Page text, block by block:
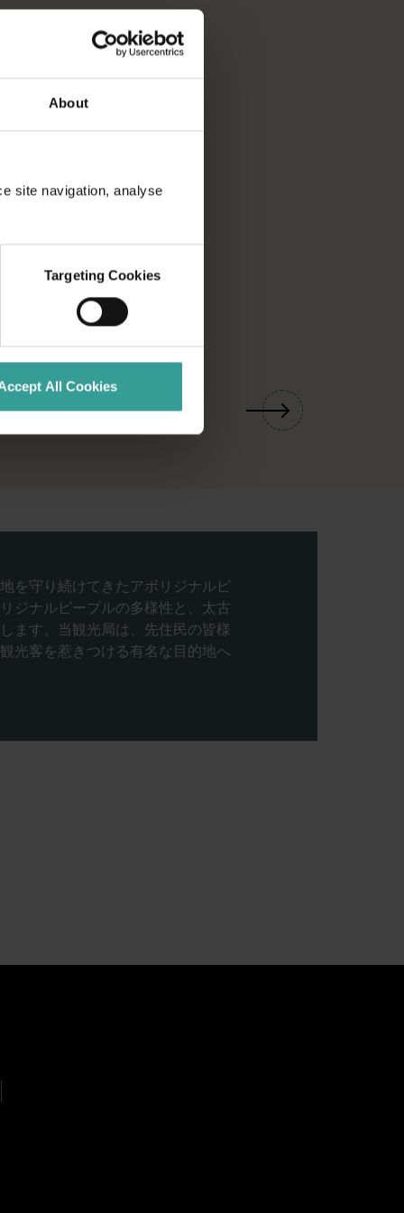
About
site navigation, analyse
Targeting Cookies
All Cookies
01/03
を守り続けてきたアボリジナルピ
ジナルピープルの多様性と、太古
ます。当観光局は、先住民の皆様
光客を惹きつける有名な目的地へ